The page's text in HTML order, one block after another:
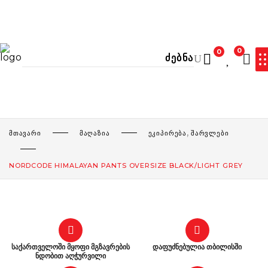
0 0
ᲛᲗᲐᲕᲐᲠᲘ ᲛᲐᲦᲐᲖᲘᲐ ᲔᲙᲘᲞᲘᲠᲔᲑᲐ , ᲨᲐᲠᲕᲚᲔᲑᲘ
NORDCODE HIMALAYAN PANTS OVERSIZE BLACK/LIGHT GREY
საქართველოში მყოფი მგზავრების
ნდობით აღჭურვილი
დაფუძნებულია თბილისში